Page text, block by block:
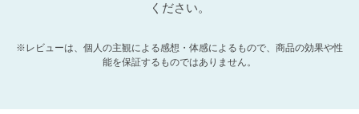
ください。
※レビューは、個人の主観による感想・体感によるもので、商品の効果や性
能を保証するものではありません。